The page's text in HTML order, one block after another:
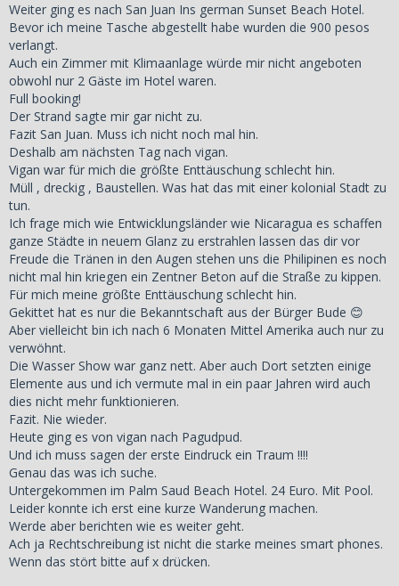
Weiter ging es nach San Juan Ins german Sunset Beach Hotel.
Bevor ich meine Tasche abgestellt habe wurden die 900 pesos
verlangt.
Auch ein Zimmer mit Klimaanlage würde mir nicht angeboten
obwohl nur 2 Gäste im Hotel waren.
Full booking!
Der Strand sagte mir gar nicht zu.
Fazit San Juan. Muss ich nicht noch mal hin.
Deshalb am nächsten Tag nach vigan.
Vigan war für mich die größte Enttäuschung schlecht hin.
Müll , dreckig , Baustellen. Was hat das mit einer kolonial Stadt zu
tun.
Ich frage mich wie Entwicklungsländer wie Nicaragua es schaffen
ganze Städte in neuem Glanz zu erstrahlen lassen das dir vor
Freude die Tränen in den Augen stehen uns die Philipinen es noch
nicht mal hin kriegen ein Zentner Beton auf die Straße zu kippen.
Für mich meine größte Enttäuschung schlecht hin.
Gekittet hat es nur die Bekanntschaft aus der Bürger Bude 😊
Aber vielleicht bin ich nach 6 Monaten Mittel Amerika auch nur zu
verwöhnt.
Die Wasser Show war ganz nett. Aber auch Dort setzten einige
Elemente aus und ich vermute mal in ein paar Jahren wird auch
dies nicht mehr funktionieren.
Fazit. Nie wieder.
Heute ging es von vigan nach Pagudpud.
Und ich muss sagen der erste Eindruck ein Traum !!!!
Genau das was ich suche.
Untergekommen im Palm Saud Beach Hotel. 24 Euro. Mit Pool.
Leider konnte ich erst eine kurze Wanderung machen.
Werde aber berichten wie es weiter geht.
Ach ja Rechtschreibung ist nicht die starke meines smart phones.
Wenn das stört bitte auf x drücken.